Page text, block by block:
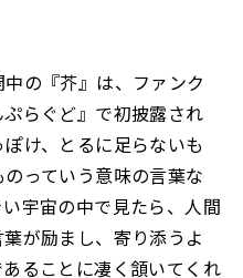
の『芥』は、ファンク
らぐど』で初披露され
け、とるに足らないも
っていう意味の言葉な
宇宙の中で見たら、人間
が励まし、寄り添うよ
ることに凄く頷いてくれ